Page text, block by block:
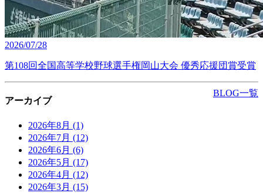
2026/07/28
第108回全国高等学校野球選手権岡山大会 優秀応援団賞受賞
BLOG一覧
アーカイブ
2026年8月 (1)
2026年7月 (12)
2026年6月 (6)
2026年5月 (17)
2026年4月 (12)
2026年3月 (15)